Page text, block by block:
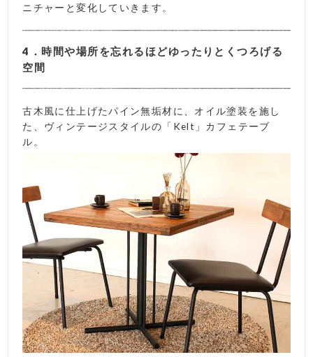
ニチャーと変化していきます。
4．時間や場所を忘れるほどゆったりとくつろげる
空間
古木風に仕上げたパイン無垢材に、オイル塗装を施し
た、ヴィンテージスタイルの「Kelt」カフェテーブ
ル。